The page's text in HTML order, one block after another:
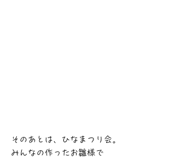
そのあとは、ひなまつり会。
みんなの作ったお雛様で